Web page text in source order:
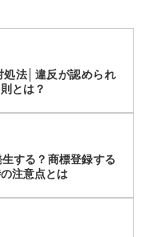
つつ利用者に独占的な
です。 したがって、費
ではなく、著作物を創
決まると考えられます。
処法│違反が認められ
とは？
する？商標登録する
注意点とは